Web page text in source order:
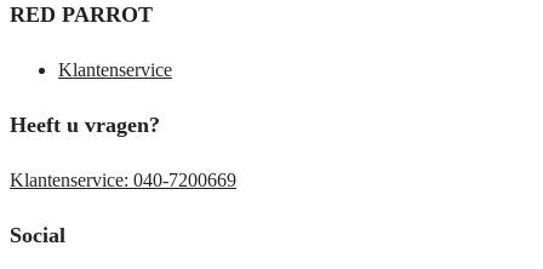
RED PARROT
Klantenservice
Heeft u vragen?
Klantenservice: 040-7200669
Social